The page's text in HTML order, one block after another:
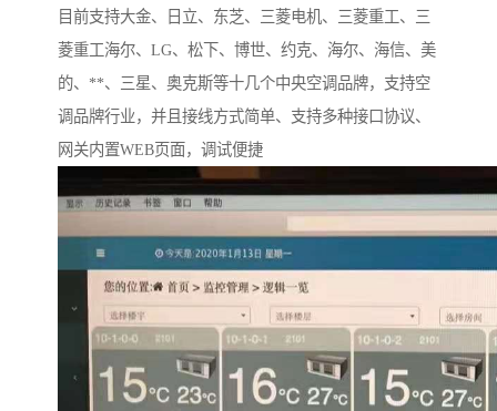
目前支持大金、日立、东芝、三菱电机、三菱重工、三
菱重工海尔、LG、松下、博世、约克、海尔、海信、美
的、**、三星、奥克斯等十几个中央空调品牌，支持空
调品牌行业，并且接线方式简单、支持多种接口协议、
网关内置WEB页面，调试便捷